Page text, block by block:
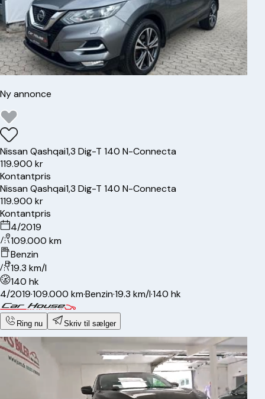
Ny annonce
NissanQashqai1,3 Dig-T 140 N-Connecta
119.900 kr
Kontantpris
NissanQashqai1,3 Dig-T 140 N-Connecta
119.900 kr
Kontantpris
4/2019
109.000 km
Benzin
19.3 km/l
140 hk
4/2019·109.000 km·Benzin·19.3 km/l·140 hk
Ring nu Skriv til sælger